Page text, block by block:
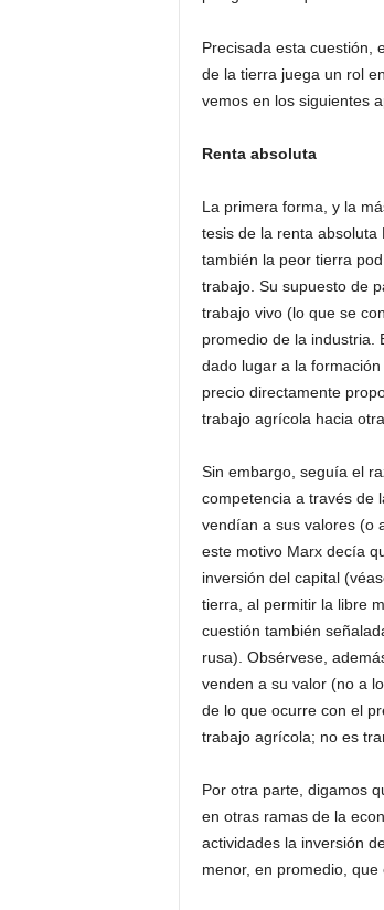
Precisada esta cuestión,
de la tierra juega un rol
vemos en los siguientes
Renta absoluta
La primera forma, y la
tesis de la renta
también la peor tierra
trabajo. Su supuesto de
trabajo vivo (lo que se
promedio de la industria.
dado lugar a la
precio directamente
trabajo agrícola hacia
Sin embargo, seguía el
competencia a través de
vendían a sus valores (o
este motivo Marx decía
inversión del capital
tierra, al permitir la libre
cuestión también
rusa). Obsérvese,
venden a su valor (no a
de lo que ocurre con el
trabajo agrícola; no es
Por otra parte, digamos
en otras ramas de la
actividades la inversión
menor, en promedio,